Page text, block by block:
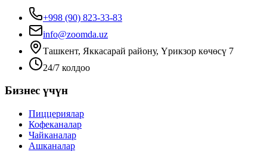
+998 (90) 823-33-83
info@zoomda.uz
Ташкент, Яккасарай району, Үрикзор көчөсү 7
24/7 колдоо
Бизнес үчүн
Пиццериялар
Кофеканалар
Чайканалар
Ашканалар